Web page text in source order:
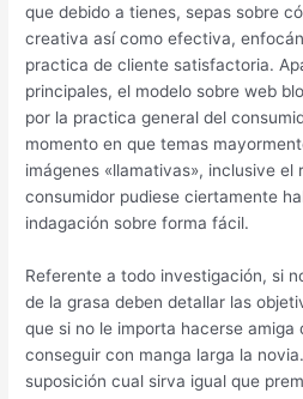
que debido a tienes, sepas sobre
creativa así­ como efectiva,
practica de cliente satisfactoria.
principales, el modelo sobre web
por la practica general del
momento en que temas
imágenes «llamativas», inclusive el
consumidor pudiese ciertamente
indagación sobre forma fácil.
Referente a todo investigación, si
de la grasa deben detallar las
que si no le importa hacerse amiga
conseguir con manga larga la
suposición cual sirva igual que